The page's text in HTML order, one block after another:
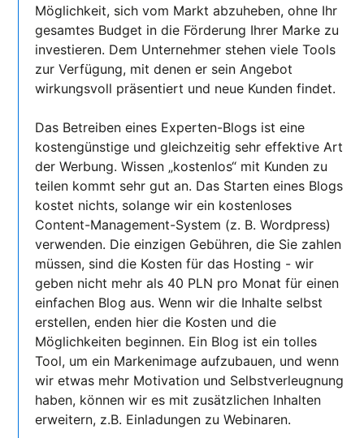
Möglichkeit, sich vom Markt abzuheben, ohne Ihr
gesamtes Budget in die Förderung Ihrer Marke zu
investieren. Dem Unternehmer stehen viele Tools
zur Verfügung, mit denen er sein Angebot
wirkungsvoll präsentiert und neue Kunden findet.
Das Betreiben eines Experten-Blogs ist eine
kostengünstige und gleichzeitig sehr effektive Art
der Werbung. Wissen „kostenlos“ mit Kunden zu
teilen kommt sehr gut an. Das Starten eines Blogs
kostet nichts, solange wir ein kostenloses
Content-Management-System (z. B. Wordpress)
verwenden. Die einzigen Gebühren, die Sie zahlen
müssen, sind die Kosten für das Hosting - wir
geben nicht mehr als 40 PLN pro Monat für einen
einfachen Blog aus. Wenn wir die Inhalte selbst
erstellen, enden hier die Kosten und die
Möglichkeiten beginnen. Ein Blog ist ein tolles
Tool, um ein Markenimage aufzubauen, und wenn
wir etwas mehr Motivation und Selbstverleugnung
haben, können wir es mit zusätzlichen Inhalten
erweitern, z.B. Einladungen zu Webinaren.